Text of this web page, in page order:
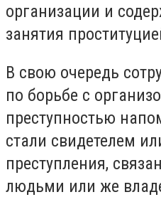
организации и
занятия
В свою очередь
по борьбе с
преступностью
стали свидетелем
преступления,
людьми или же